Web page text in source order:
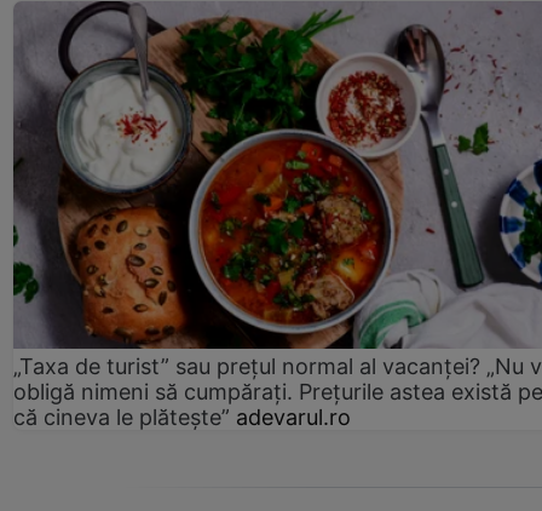
„Taxa de turist” sau prețul normal al vacanței? „Nu
obligă nimeni să cumpărați. Prețurile astea există
că cineva le plătește” adevarul.ro